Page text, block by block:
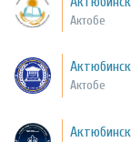
Актобе
Актобе